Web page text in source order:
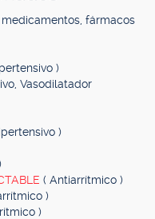
fármacos
)
Vasodilatador
)
( Antiarrítmico )
)
)